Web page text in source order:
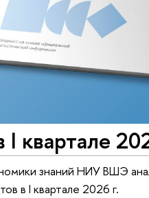
квартале
знаний НИУ ВШЭ
в I квартале 2026 г.